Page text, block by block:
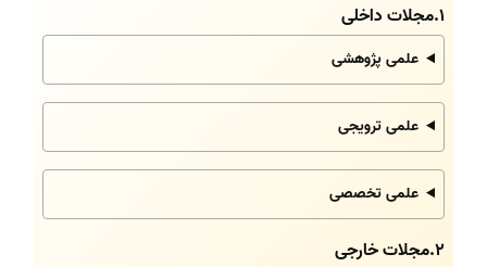
1.مجلات داخلی
علمی پژوهشی
علمی ترویجی
علمی تخصصی
2.مجلات خارجی